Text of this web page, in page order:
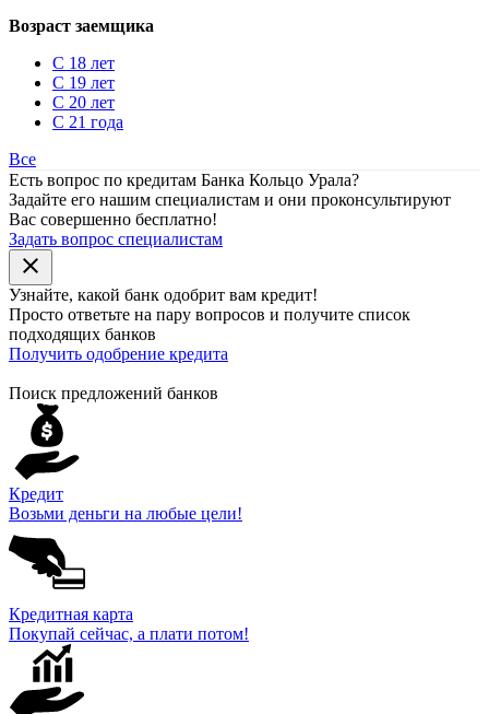
Возраст заемщика
С 18 лет
С 19 лет
С 20 лет
С 21 года
Все
Есть вопрос по кредитам Банка Кольцо Урала?
Задайте его нашим специалистам и они проконсультируют
Вас совершенно бесплатно!
Задать вопрос специалистам
close
Узнайте, какой банк одобрит вам кредит!
Просто ответьте на пару вопросов и получите список
подходящих банков
Получить одобрение кредита
Поиск предложений банков
Кредит
Возьми деньги на любые цели!
Кредитная карта
Покупай сейчас, а плати потом!